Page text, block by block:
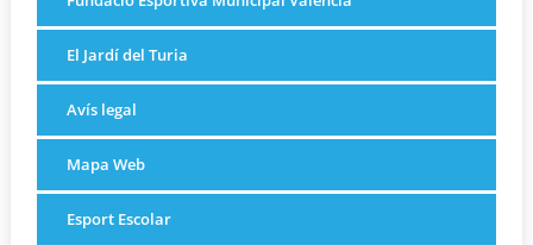
El Jardí del Turia
Avís legal
Mapa Web
Esport Escolar